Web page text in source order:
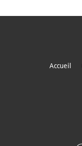
Accueil